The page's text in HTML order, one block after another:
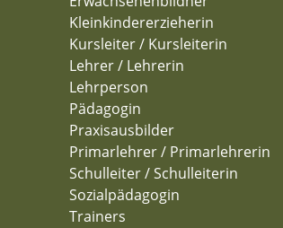
Kleinkindererzieherin
Kursleiter / Kursleiterin
Lehrer / Lehrerin
Lehrperson
Pädagogin
Praxisausbilder
Primarlehrer / Primarlehrerin
Schulleiter / Schulleiterin
Sozialpädagogin
Trainers